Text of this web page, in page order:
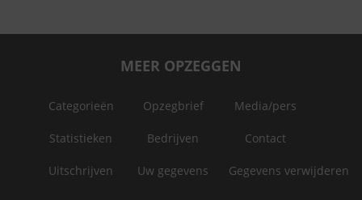
MEER OPZEGGEN
Categorieën Opzegbrief Media/pers
Statistieken Bedrijven Contact
Uitschrijven Uw gegevens Gegevens verwijderen